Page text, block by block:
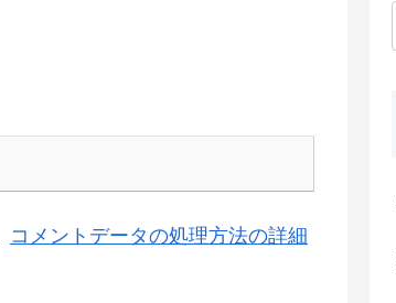
コメントデータの処理方法の詳細